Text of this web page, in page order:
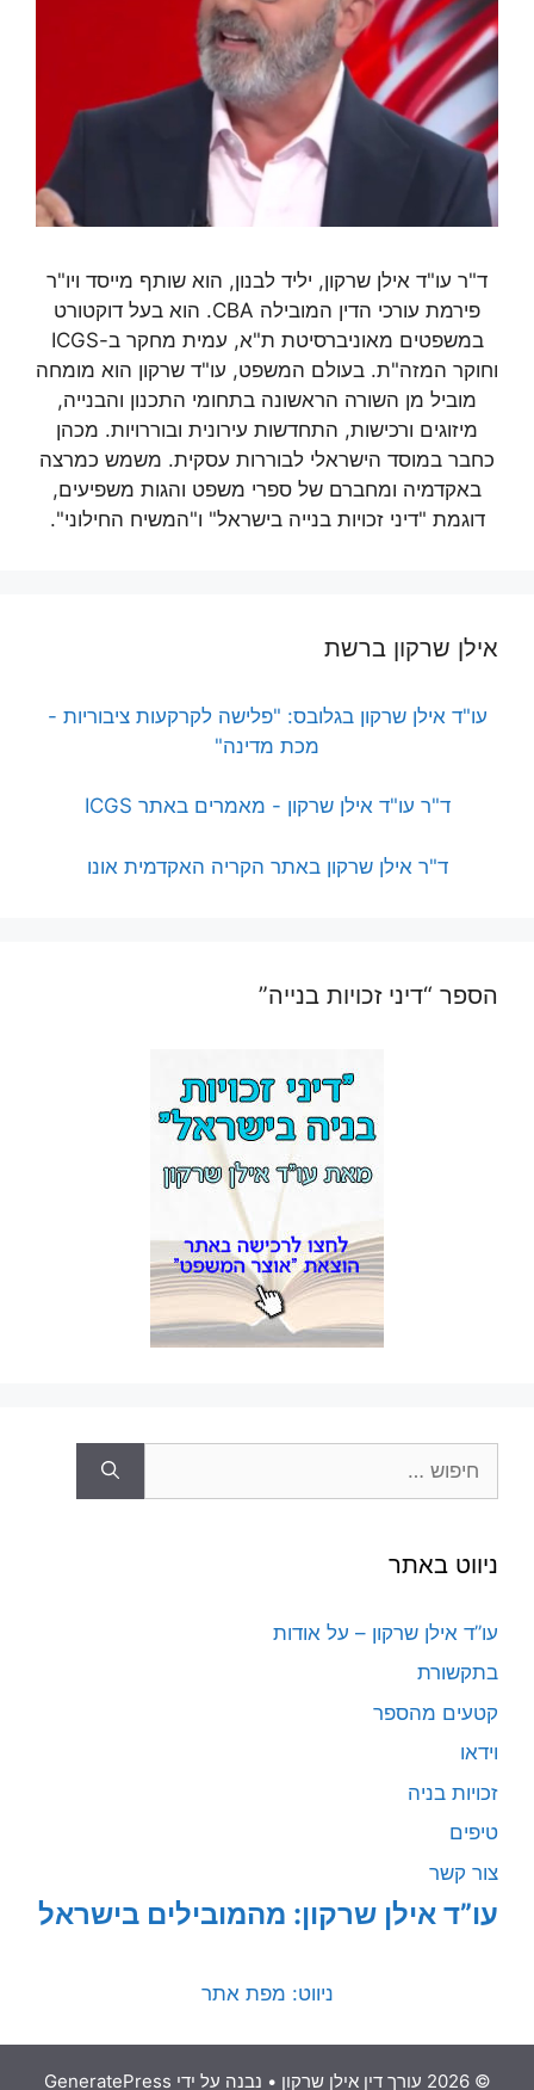
ד"ר עו"ד אילן שרקון, יליד לבנון, הוא שותף מייסד ויו"ר
פירמת עורכי הדין המובילה CBA. הוא בעל דוקטורט
במשפטים מאוניברסיטת ת"א, עמית מחקר ב-ICGS
וחוקר המזה"ת. בעולם המשפט, עו"ד שרקון הוא מומחה
מוביל מן השורה הראשונה בתחומי התכנון והבנייה,
מיזוגים ורכישות, התחדשות עירונית ובוררויות. מכהן
כחבר במוסד הישראלי לבוררות עסקית. משמש כמרצה
באקדמיה ומחברם של ספרי משפט והגות משפיעים,
דוגמת "דיני זכויות בנייה בישראל" ו"המשיח החילוני".
אילן שרקון ברשת
עו"ד אילן שרקון בגלובס: "פלישה לקרקעות ציבוריות -
מכת מדינה"
ד"ר עו"ד אילן שרקון - מאמרים באתר ICGS
ד"ר אילן שרקון באתר הקריה האקדמית אונו
הספר “דיני זכויות בנייה”
ניווט באתר
עו”ד אילן שרקון – על אודות
בתקשורת
קטעים מהספר
וידאו
זכויות בניה
טיפים
צור קשר
עו”ד אילן שרקון: מהמובילים בישראל
ניווט: מפת אתר
© 2026 עורך דין אילן שרקון • נבנה על ידי GeneratePress